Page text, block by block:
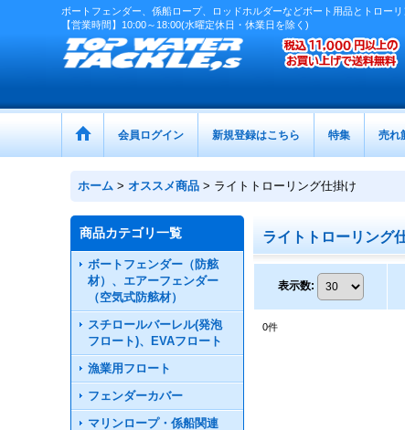
ボートフェンダー、係船ロープ、ロッドホルダーなどボート用品とトロー
【営業時間】10:00～18:00(水曜定休日・休業日を除く)
会員ログイン 新規登録はこちら 特集 売れ
ホーム > オススメ商品 > ライトトローリング仕掛け
商品カテゴリ一覧
ボートフェンダー（防舷
材）、エアーフェンダー
（空気式防舷材）
スチロールバーレル(発泡
フロート)、EVAフロート
漁業用フロート
フェンダーカバー
マリンロープ・係船関連
ライトトローリング
表示数:
0件